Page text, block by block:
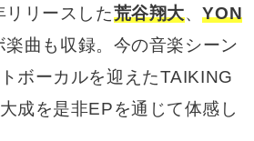
リリースした荒谷翔大、YON
楽曲も収録。今の音楽シーン
ボーカルを迎えたTAIKING
成を是非EPを通じて体感し